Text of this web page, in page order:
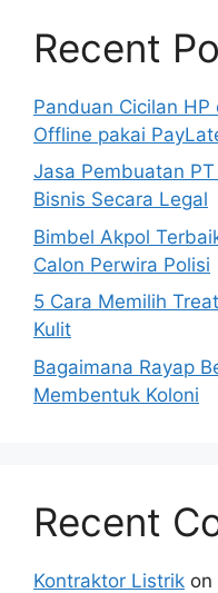
Recent
Panduan Cicilan
Offline pakai
Jasa Pembuatan
Bisnis Secara Legal
Bimbel Akpol
Calon Perwira Polisi
5 Cara Memilih
Kulit
Bagaimana Rayap
Membentuk Koloni
Recent
Kontraktor Listrik on